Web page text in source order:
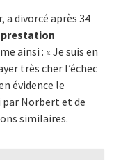
divorcé après 34
prestation
ainsi : « Je suis en
très cher l’échec
évidence le
Norbert et de
similaires.